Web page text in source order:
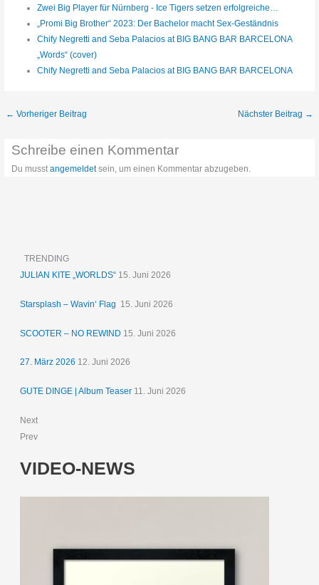
Zwei Big Player für Nürnberg - Ice Tigers setzen erfolgreiche…
„Promi Big Brother“ 2023: Der Bachelor macht Sex-Geständnis
Chify Negretti and Seba Palacios at BIG BANG BAR BARCELONA
„Words“ (cover)
Chify Negretti and Seba Palacios at BIG BANG BAR BARCELONA
← Vorheriger Beitrag Nächster Beitrag →
Schreibe einen Kommentar
Du musstangemeldetsein, um einen Kommentar abzugeben.
TRENDING
JULIAN KITE „WORLDS“ 15. Juni 2026
Starsplash – Wavin‘ Flag 15. Juni 2026
SCOOTER – NO REWIND 15. Juni 2026
27. März 2026 12. Juni 2026
GUTE DINGE | Album Teaser 11. Juni 2026
Next
Prev
VIDEO-NEWS